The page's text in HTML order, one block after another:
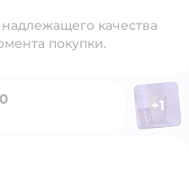
качества
покупки.
0 Фото
+1